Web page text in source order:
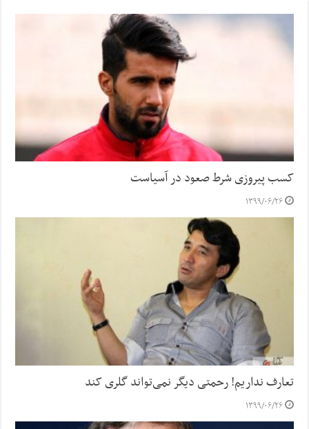
کسب پیروزی شرط صعود در آسیاست
۱۳۹۹/۰۶/۲۶
تعارف نداریم! رحمتی دیگر نمی‌تواند گلری کند
۱۳۹۹/۰۶/۲۶